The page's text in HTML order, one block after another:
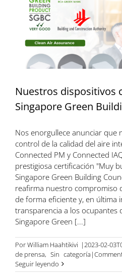
Nuestros dispositivos
Singapore Green
Nos enorgullece anunciar que
control de la calidad del aire
Connected PM y Connected
prestigiosa certificación "Muy
Singapore Green Building
reafirma nuestro compromiso
de forma eficiente y, en última
transparencia a los ocupantes
Singapore Green [...]
PorWilliam Haahtikivi |2023-02-
de prensa, Sin categoría|
Seguir leyendo